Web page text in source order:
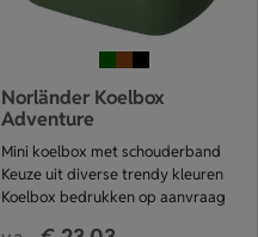
Norländer Koelbox
Adventure
Mini koelbox met schouderband
Keuze uit diverse trendy kleuren
Koelbox bedrukken op aanvraag